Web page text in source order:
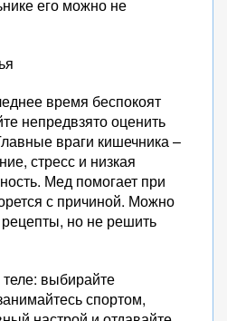
его можно не
время беспокоят
непредвзято оценить
враги кишечника –
стресс и низкая
Мед помогает при
с причиной. Можно
но не решить
выбирайте
спортом,